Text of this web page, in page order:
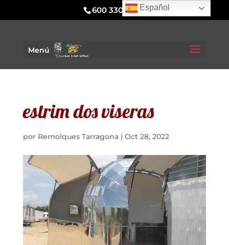
600 330 295
Menú
estrim dos viseras
por Remolques Tarragona| Oct 28, 2022
Español